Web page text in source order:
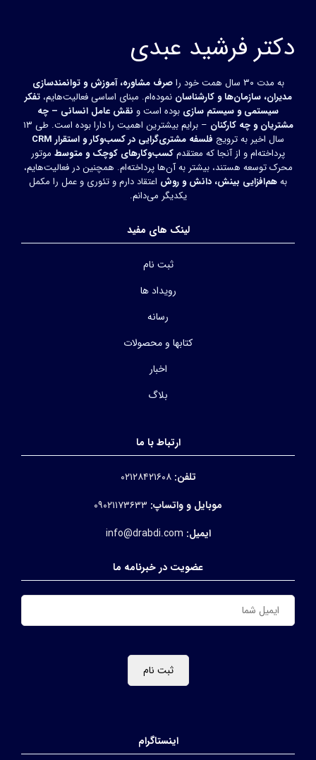
دکتر فرشید عبدی
به مدت ۳۰ سال همت خود را
صرف مشاوره، آموزش و توانمندسازی
مدیران، سازمان‌ها و کارشناساننموده‌ام. مبنای اساسی فعالیت‌هایم،تفکر
سیستمی و سیستم سازی بوده است و نقش عامل انسانی – چه
مشتریان و چه کارکنان
– برایم بیشترین اهمیت را دارا بوده است. طی ۱۳
سال اخیر به ترویج فلسفه مشتری‌گرایی در کسب‌وکار و استقرار CRM
پرداخته‌ام و از آنجا که معتقدمکسب‌وکارهای کوچک و متوسط موتور
محرک توسعه هستند، بیشتر به آن‌ها پرداخته‌ام. همچنین در فعالیت‌هایم،
بههم‌افزایی بینش، دانش و روش اعتقاد دارم و تئوری و عمل را مکمل
یکدیگر می‌دانم.
لینک های مفید
ثبت نام
رویداد ها
رسانه
کتابها و محصولات
اخبار
بلاگ
ارتباط با ما
تلفن: ۰۲۱۲۸۴۲۱۶۰۸
موبایل و واتساپ:
ایمیل:
عضویت در خبرنامه ما
اینستاگرام